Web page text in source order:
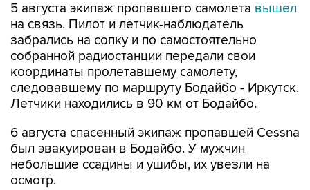
5 августа экипаж пропавшего самолета вышел
на связь. Пилот и летчик-наблюдатель
забрались на сопку и по самостоятельно
собранной радиостанции передали свои
координаты пролетавшему самолету,
следовавшему по маршруту Бодайбо - Иркутск.
Летчики находились в 90 км от Бодайбо.
6 августа спасенный экипаж пропавшей Cessna
был эвакуирован в Бодайбо. У мужчин
небольшие ссадины и ушибы, их увезли на
осмотр.